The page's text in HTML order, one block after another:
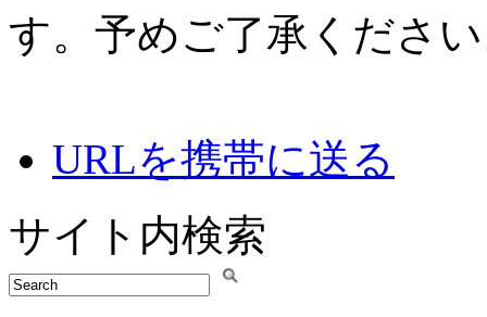
す。予めご了承くださ
URLを携帯に送る
サイト内検索